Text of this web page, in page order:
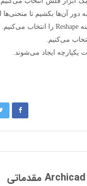
دور آن‌ها بکشیم تا منحنی‌ها